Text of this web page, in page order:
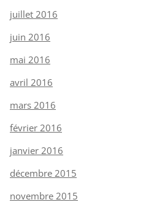
juillet 2016
juin 2016
mai 2016
avril 2016
mars 2016
février 2016
janvier 2016
décembre 2015
novembre 2015